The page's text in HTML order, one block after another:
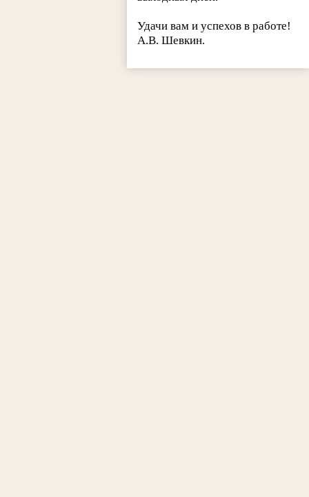
Удачи вам и успехов в работе!
А.В. Шевкин.